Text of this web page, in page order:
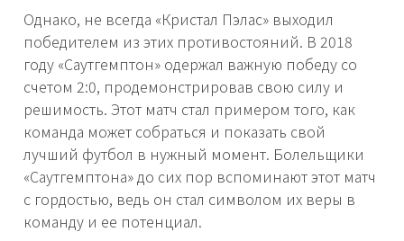
Однако, не всегда «Кристал Пэлас» выходил
победителем из этих противостояний. В 2018
году «Саутгемптон» одержал важную победу со
счетом 2:0, продемонстрировав свою силу и
решимость. Этот матч стал примером того, как
команда может собраться и показать свой
лучший футбол в нужный момент. Болельщики
«Саутгемптона» до сих пор вспоминают этот матч
с гордостью, ведь он стал символом их веры в
команду и ее потенциал.